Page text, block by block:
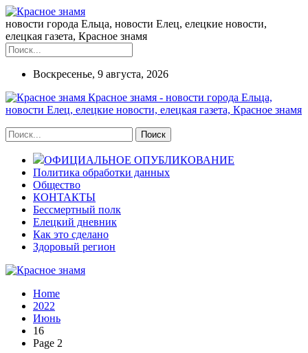
новости города Ельца, новости Елец, елецкие новости,
елецкая газета, Красное знамя
Воскресенье, 9 августа, 2026
Красное знамя - новости города Ельца,
новости Елец, елецкие новости, елецкая газета, Красное знамя
ОФИЦИАЛЬНОЕ ОПУБЛИКОВАНИЕ
Политика обработки данных
Общество
КОНТАКТЫ
Бессмертный полк
Елецкий дневник
Как это сделано
Здоровый регион
Home
2022
Июнь
16
Page 2